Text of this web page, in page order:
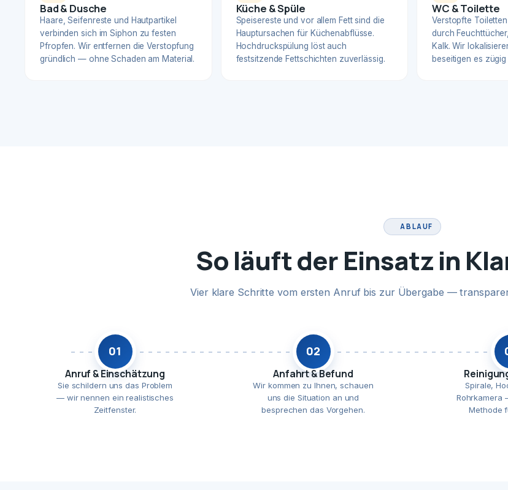
Bad & Dusche
Haare, Seifenreste und Hautpartikel
verbinden sich im Siphon zu festen
Pfropfen. Wir entfernen die Verstopfung
gründlich — ohne Schaden am Material.
Küche & Spüle
Speisereste und vor allem Fett sind die
Hauptursachen für Küchenabflüsse.
Hochdruckspülung löst auch
festsitzende Fettschichten zuverlässig.
WC & Toilette
Verstopfte
durch
Kalk. Wir
beseitigen es zügig
ABLAUF
So läuft der Einsatz in
Vier klare Schritte vom ersten Anruf bis zur Übergabe —
01
Anruf & Einschätzung
Sie schildern uns das Problem
— wir nennen ein realistisches
Zeitfenster.
02
Anfahrt & Befund
Wir kommen zu Ihnen, schauen
uns die Situation an und
besprechen das Vorgehen.
Spirale,
Rohrkamera
Methode